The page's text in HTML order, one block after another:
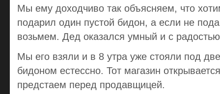
Мы ему доходчиво так объясняем, что
подарил один пустой бидон, а если не
возьмем. Дед оказался умный и с
Мы его взяли и в 8 утра уже стояли под
бидоном естессно. Тот магазин
предстаем перед продавщицей.